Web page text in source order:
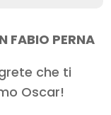
PERNA
che ti
Oscar!